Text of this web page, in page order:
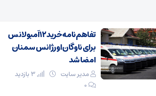
تفاهم‌نامه خرید ۱۲ آمبولانس
برای ناوگان اورژانس سمنان
امضا شد
مدیر سایت
3 بازدید
۰